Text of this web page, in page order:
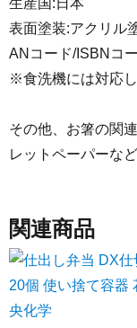
表面塗装:アクリル
ANコード/ISBNコ
※食洗機には対応し
その他、お箸の関
レットペーパーな
関連商品